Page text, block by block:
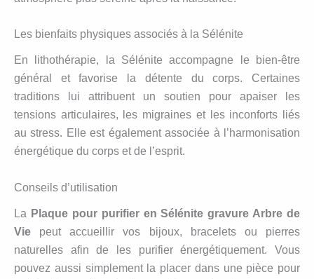
Les bienfaits physiques associés à la Sélénite
En lithothérapie, la Sélénite accompagne le bien-être
général et favorise la détente du corps. Certaines
traditions lui attribuent un soutien pour apaiser les
tensions articulaires, les migraines et les inconforts liés
au stress. Elle est également associée à l’harmonisation
énergétique du corps et de l’esprit.
Conseils d’utilisation
La Plaque pour purifier en Sélénite gravure Arbre de
Vie peut accueillir vos bijoux, bracelets ou pierres
naturelles afin de les purifier énergétiquement. Vous
pouvez aussi simplement la placer dans une pièce pour